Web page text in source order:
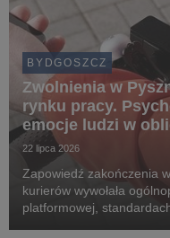
BYDGOSZCZ
Zwolnienia w
rynku pracy.
emocje ludzi w
22 lipca 2026
Zapowiedź zakończenia
kurierów wywołała
platformowej,